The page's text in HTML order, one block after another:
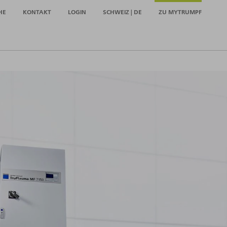
KONTAKT LOGIN SCHWEIZ | DE ZU MYTRUMPF